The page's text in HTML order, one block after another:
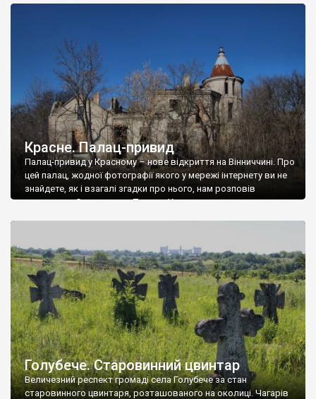
Красне. Палац-привид
Палац-привид у Красному – нове відкриття на Вінниччині. Про
цей палац, жодної фотографії якого у мережі інтернету ви не
знайдете, як і взагалі згадки про нього, нам розповів
мешканець Самгородка. Палац у Красному вразив не лише
Голубече. Старовинний цвинтар
Величезний респект громаді села Голубече за стан
старовинного цвинтаря, розташованого на околиці. Чагарів